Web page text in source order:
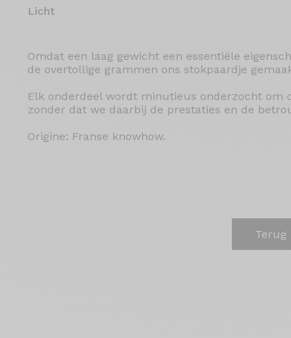
Licht
Omdat een laag gewicht een essentiële
de overtollige grammen ons stokpaardje
Elk onderdeel wordt minutieus onderzocht
zonder dat we daarbij de prestaties en de
Origine: Franse knowhow.
Terug